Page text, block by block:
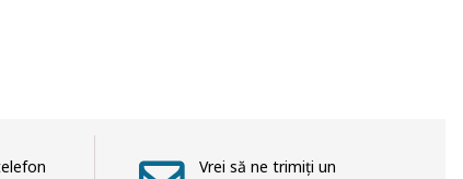
Vrei să ne trimiți un